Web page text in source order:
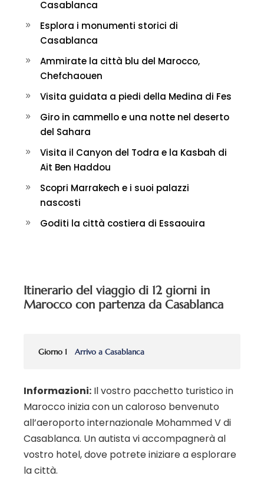
Casablanca
Esplora i monumenti storici di
Casablanca
Ammirate la città blu del Marocco,
Chefchaouen
Visita guidata a piedi della Medina di Fes
Giro in cammello e una notte nel deserto
del Sahara
Visita il Canyon del Todra e la Kasbah di
Ait Ben Haddou
Scopri Marrakech e i suoi palazzi
nascosti
Goditi la città costiera di Essaouira
Itinerario del viaggio di 12 giorni in
Marocco con partenza da Casablanca
Giorno 1 Arrivo a Casablanca
Informazioni: Il vostro pacchetto turistico in
Marocco inizia con un caloroso benvenuto
all’aeroporto internazionale Mohammed V di
Casablanca. Un autista vi accompagnerà al
vostro hotel, dove potrete iniziare a esplorare
la città.